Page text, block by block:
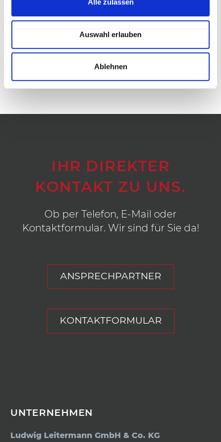
Alle zulassen
Auswahl erlauben
Ablehnen
Standardlängen 3.000 mm / 1.000 mm und 500
mm
Definiertes Fugenbild
IHR DIREKTER
KONTAKT ZU UNS.
Ob per Telefon, E-Mail oder
Kontaktformular. Wir sind für Sie da!
ANSPRECHPARTNER
KONTAKTFORMULAR
UNTERNEHMEN
Ludwig Leitermann GmbH & Co. KG